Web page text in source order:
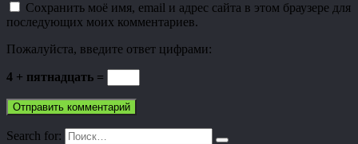
Сохранить моё имя, email и адрес сайта в этом браузере для
последующих моих комментариев.
Пожалуйста, введите ответ цифрами:
4 + пятнадцать =
Search for: